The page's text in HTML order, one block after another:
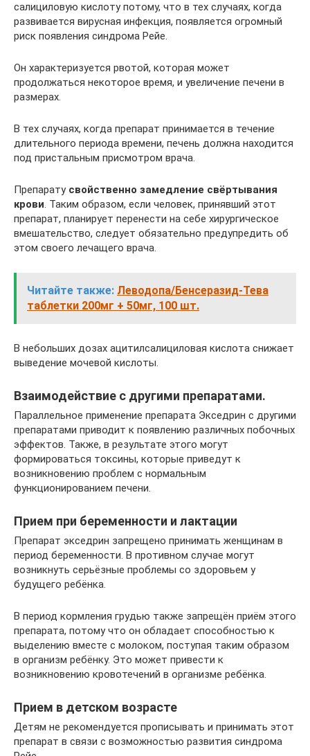
салициловую кислоту потому, что в тех случаях, когда
развивается вирусная инфекция, появляется огромный
риск появления синдрома Рейе.
Он характеризуется рвотой, которая может
продолжаться некоторое время, и увеличение печени в
размерах.
В тех случаях, когда препарат принимается в течение
длительного периода времени, печень должна находится
под пристальным присмотром врача.
Препарату свойственно замедление свёртывания
крови. Таким образом, если человек, принявший этот
препарат, планирует перенести на себе хирургическое
вмешательство, следует обязательно предупредить об
этом своего лечащего врача.
Читайте также: Леводопа/Бенсеразид-Тева
таблетки 200мг + 50мг, 100 шт.
В небольших дозах ацитилсалициловая кислота снижает
выведение мочевой кислоты.
Взаимодействие с другими препаратами.
Параллельное применение препарата Экседрин с другими
препаратами приводит к появлению различных побочных
эффектов. Также, в результате этого могут
формироваться токсины, которые приведут к
возникновению проблем с нормальным
функционированием печени.
Прием при беременности и лактации
Препарат экседрин запрещено принимать женщинам в
период беременности. В противном случае могут
возникнуть серьёзные проблемы со здоровьем у
будущего ребёнка.
В период кормления грудью также запрещён приём этого
препарата, потому что он обладает способностью к
выделению вместе с молоком, поступая таким образом
в организм ребёнку. Это может привести к
возникновению кровотечений в организме ребёнка.
Прием в детском возрасте
Детям не рекомендуется прописывать и принимать этот
препарат в связи с возможностью развития синдрома